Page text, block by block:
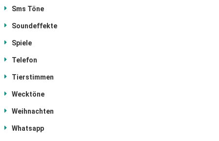
Sms Töne
Soundeffekte
Spiele
Telefon
Tierstimmen
Wecktöne
Weihnachten
Whatsapp